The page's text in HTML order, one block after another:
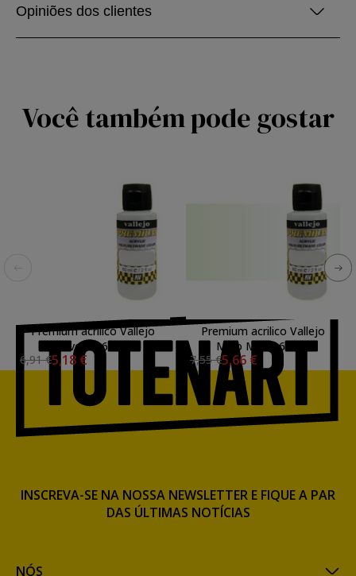
Opiniões dos clientes
Você também pode gostar
Premium acrilico Vallejo
Solvente 60 ml.
6,91 €5,18 €
Premium acrilico Vallejo
Meio Metal 60 ml.
7,55 €5,66 €
NÓS
INSCREVA-SE NA NOSSA NEWSLETTER E FIQUE A PAR
DAS ÚLTIMAS NOTÍCIAS